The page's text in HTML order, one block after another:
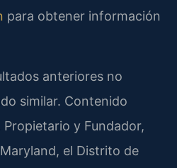
para obtener información
anteriores no
similar. Contenido
y Fundador,
el Distrito de